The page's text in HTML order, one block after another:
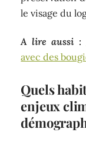
le visage du
A lire aussi :
avec des
Quels
enjeux